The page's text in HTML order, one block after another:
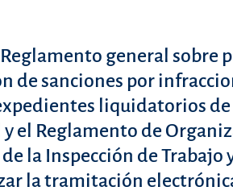
general sobre
de sanciones por
liquidatorios de
el Reglamento de
la Inspección de Trabajo
la tramitación